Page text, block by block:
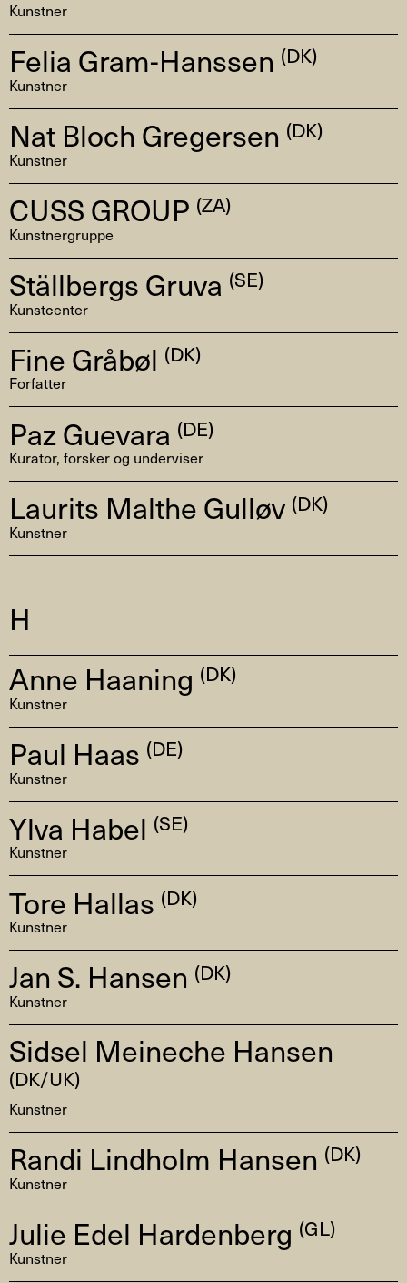
Kunstner
Felia Gram-Hanssen (DK)
Kunstner
Nat Bloch Gregersen (DK)
Kunstner
CUSS GROUP (ZA)
Kunstnergruppe
Ställbergs Gruva (SE)
Kunstcenter
Fine Gråbøl (DK)
Forfatter
Paz Guevara (DE)
Kurator, forsker og underviser
Laurits Malthe Gulløv (DK)
Kunstner
H
Anne Haaning (DK)
Kunstner
Paul Haas (DE)
Kunstner
Ylva Habel (SE)
Kunstner
Tore Hallas (DK)
Kunstner
Jan S. Hansen (DK)
Kunstner
Sidsel Meineche Hansen
(DK/UK)
Kunstner
Randi Lindholm Hansen (DK)
Kunstner
Julie Edel Hardenberg (GL)
Kunstner